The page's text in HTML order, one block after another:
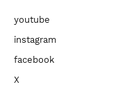
youtube
instagram
facebook
X